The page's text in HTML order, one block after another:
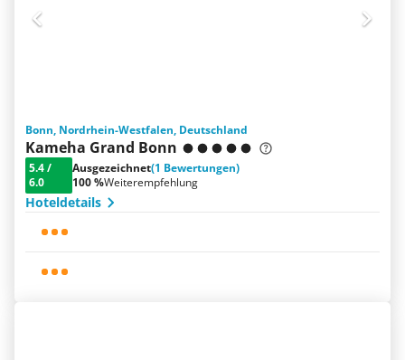
Bonn, Nordrhein-Westfalen, Deutschland
Kameha Grand Bonn
5.4/
6.0
Ausgezeichnet(1 Bewertungen)
100 %Weiterempfehlung
Hoteldetails